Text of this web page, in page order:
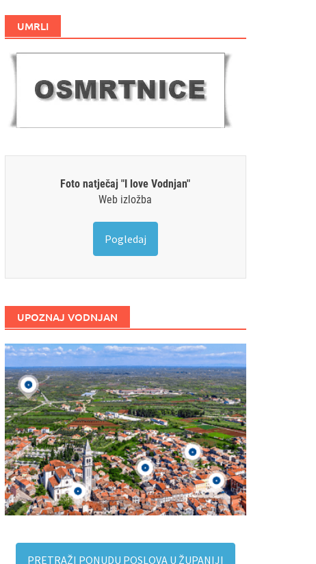
UMRLI
Foto natječaj "I love Vodnjan"
Web izložba
Pogledaj
UPOZNAJ VODNJAN
PRETRAŽI PONUDU POSLOVA U ŽUPANIJI